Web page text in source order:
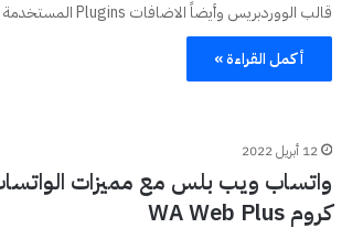
قالب الووردبريس وأيضاً الاضافات Plugins المستخدمة في المواقع…
أكمل القراءة »
12 أبريل 2022
واتساب ويب بلس مع مميزات
كروم WA Web Plus